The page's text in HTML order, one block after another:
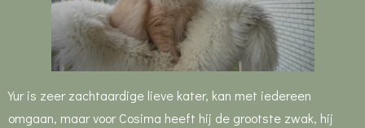
Yur is zeer zachtaardige lieve kater, kan met iedereen
omgaan, maar voor Cosima heeft hij de grootste zwak, hij